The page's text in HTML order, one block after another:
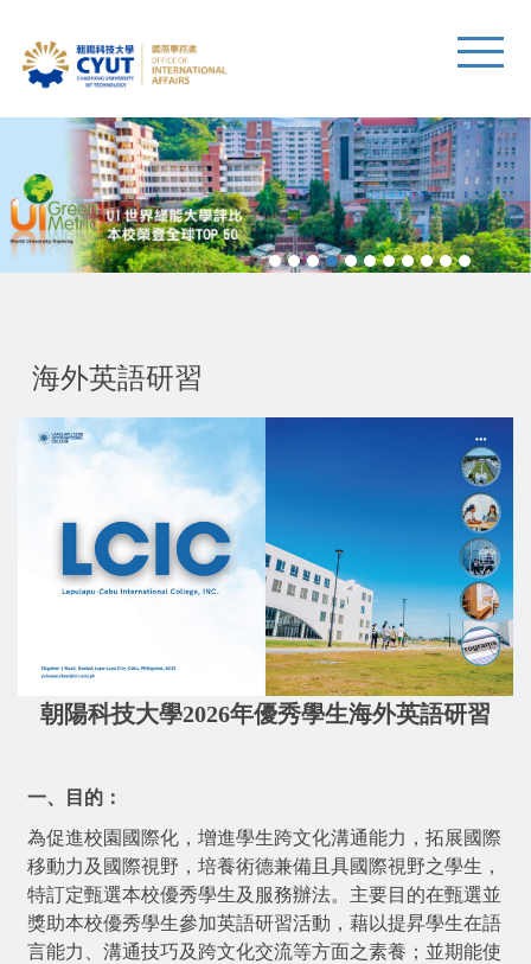
海外英語研習
朝陽科技大學2026年優秀學生海外英語研習
一、目的：
為促進校園國際化，增進學生跨文化溝通能力，拓展國際
移動力及國際視野，培養術德兼備且具國際視野之學生，
特訂定甄選本校優秀學生及服務辦法。主要目的在甄選並
獎助本校優秀學生參加英語研習活動，藉以提昇學生在語
言能力、溝通技巧及跨文化交流等方面之素養；並期能使